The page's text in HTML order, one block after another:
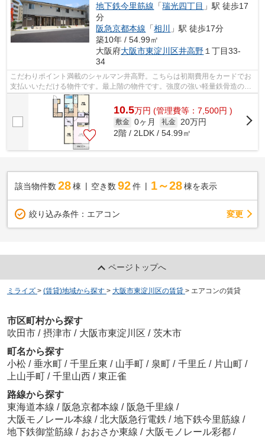
地下鉄今里筋線 「瑞光四丁目 」駅 徒歩17
分
阪急京都本線 「相川
」駅 徒歩17分
築10年 / 54.99㎡
大阪府大阪市東淀川区井高野 １丁目33-
34
こだわりポイント満載のシャルマン井高野。こちらは初期費用をカードでお
支払いいただける物件です。最上階の物件です。強度の強い軽量鉄骨造の物
件はこちらです。大阪市東淀川区で新...
10.5万円 (管理費等：7,500円 )
敷金 0ヶ月 礼金 20万円
2階 / 2LDK / 54.99㎡
該当物件数 28棟 空き数 92 件 1～28 棟を表示
絞り込み条件： エアコン 変更
ページトップへ
ミライズ > (賃貸)地域から探す > 大阪市東淀川区の賃貸 > エアコンの賃貸
市区町村から探す
吹田市 / 摂津市 / 大阪市東淀川区 / 茨木市
町名から探す
小松 / 垂水町 / 千里丘東 / 山手町 / 泉町 / 千里丘 / 片山町 /
上山手町 / 千里山西 / 東正雀
路線から探す
東海道本線 / 阪急京都本線 / 阪急千里線 /
大阪モノレール本線 / 北大阪急行電鉄 / 地下鉄今里筋線 /
地下鉄御堂筋線 / おおさか東線 / 大阪モノレール彩都 /